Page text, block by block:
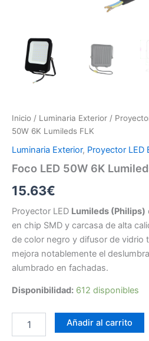
Inicio / Luminaria Exterior /
50W 6K Lumileds FLK
Luminaria Exterior, Proyector LED
Foco LED 50W 6K
15.63€
Proyector LED Lumileds (Philips)
en chip SMD y carcasa de alta
de color negro y difusor de vidrio
mejora notablemente el
alumbrado en fachadas.
Disponibilidad: 612 disponibles
Añadir al carrito